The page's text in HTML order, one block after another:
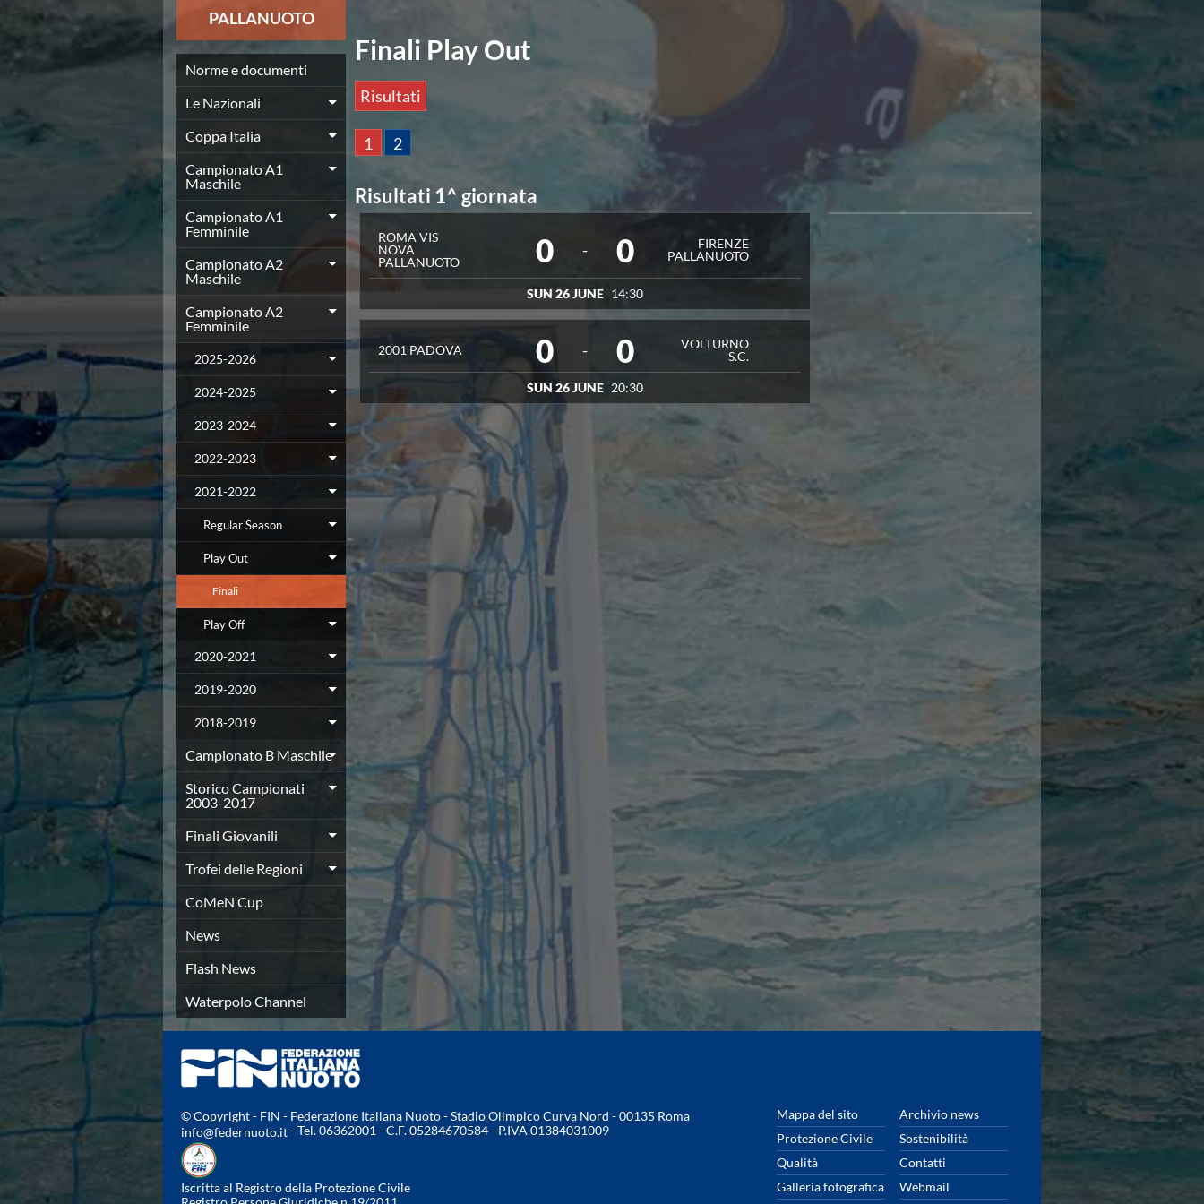
News
Europei a modo Mei
Nuoto
Eventi attività agonistica
Calendario nazionale
Norme e documenti
Risultati e Classifiche
Graduatorie
Graduatorie Stagione 2025-2026
Azzurri
Records
News
Flash News
Pallanuoto
Norme e documenti
Le Nazionali
Coppa Italia
Campionato A1 Maschile
Campionato A1 Femminile
Campionato A2 Maschile
Campionato A2 Femminile
Campionato B Maschile
Storico Campionati 2003-2017
Finali Giovanili
Trofei delle Regioni
CoMeN Cup
News
Flash News
Waterpolo Channel
Tuffi
Eventi
Norme e documenti
Risultati e Classifiche
Azzurri
News
Flash News
Eventi
Norme e documenti
Risultati e Classifiche
Azzurri
News
Flash News
Fondo
Eventi
Grand Prix
Norme e documenti
Risultati e Classifiche
Primati
Azzurri
News
Flash News
Salvamento
Eventi
Risultati e Classifiche
Albi d'oro - Primati
News
Flash News
Master
PALLANUOTO
Norme e documenti
Le Nazionali
Coppa Italia
Campionato A1
Maschile
Campionato A1
Femminile
Campionato A2
Maschile
Campionato A2
Femminile
2025-2026
2024-2025
2023-2024
2022-2023
2021-2022
Regular Season
Play Out
Finali
Play Off
2020-2021
2019-2020
2018-2019
Campionato B Maschile
Storico Campionati
2003-2017
Finali Giovanili
Trofei delle Regioni
CoMeN Cup
News
Flash News
Waterpolo Channel
Finali Play Out
Risultati
1 2
Risultati 1^ giornata
ROMA VIS
NOVA
PALLANUOTO
0 - 0
FIRENZE
PALLANUOTO
SUN 26 JUNE 14:30
2001 PADOVA 0 - 0
VOLTURNO
S.C.
SUN 26 JUNE 20:30
© Copyright - FIN - Federazione Italiana Nuoto - Stadio Olimpico Curva Nord - 00135 Roma
info@federnuoto.it- Tel. 06362001 - C.F. 05284670584 - P.IVA 01384031009
Iscritta al Registro della Protezione Civile
Mappa del sito
Archivio news
Protezione Civile
Sostenibilità
Qualità
Contatti
Galleria fotografica
Webmail